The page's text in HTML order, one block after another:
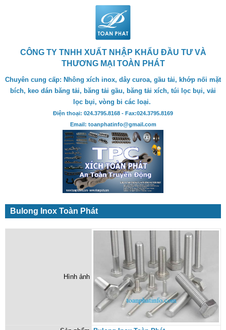
CÔNG TY TNHH XUẤT NHẬP KHẨU ĐẦU TƯ VÀ
THƯƠNG MẠI TOÀN PHÁT
Chuyên cung cấp: Nhông xích inox, dây curoa, gầu tải, khớp nối mặt
bích, keo dán băng tải, băng tải gầu, băng tải xích, túi lọc bụi, vải
lọc bụi, vòng bi các loại.
Điện thoại: 024.3795.8168 - Fax:024.3795.8169
Email: toanphatinfo@gmail.com
Bulong Inox Toàn Phát
Hình ảnh